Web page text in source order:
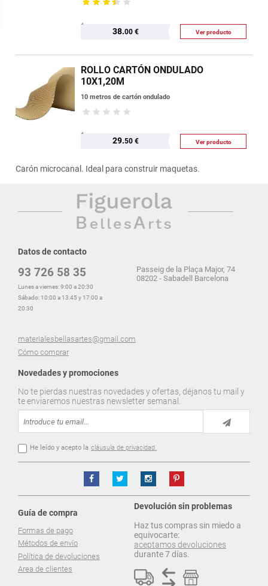
38.00 € Ver producto
ROLLO CARTÓN ONDULADO
10X1,20M
10 metros de cartón ondulado
29.50 € Ver producto
Carón microcanal. Ideal para construir maquetas.
Datos de contacto
93 726 58 35
Lunes a viernes: 9:00 a 20:30
Sábado: 10:00 a 13:45 y 17:00 a
20:30
materialesbellasartes@gmail.com
Cómo comprar
Passeig de la Plaça Major, 74
08202 - Sabadell Barcelona
Novedades y promociones
No te pierdas nuestras novedades y ofertas, déjanos tu mail y
te enviaremos nuestras newsletter semanal.
He leído y acepto la cláusula de privacidad.
Guía de compra
Formas de pago
Métodos de envío
Política de devoluciones
Area de clientes
Devolución sin problemas
Haz tus compras sin miedo a
equivocarte:
aceptamos devoluciones
durante 7 días.